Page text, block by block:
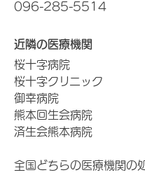
096-285-5514
近隣の医療機関
桜十字病院
桜十字クリニック
御幸病院
熊本回生会病院
済生会熊本病院
全国どちらの医療機関の